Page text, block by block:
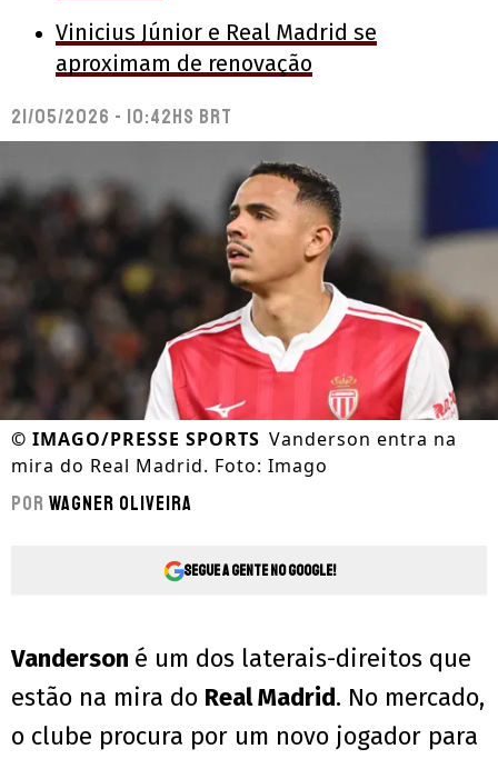
Vinicius Júnior e Real Madrid se
aproximam de renovação
21/05/2026 - 10:42hs BRT
© IMAGO/PRESSE SPORTS Vanderson entra na
mira do Real Madrid. Foto: Imago
Por Wagner Oliveira
Segue a gente no Google!
Vanderson é um dos laterais-direitos que
estão na mira do Real Madrid. No mercado,
o clube procura por um novo jogador para